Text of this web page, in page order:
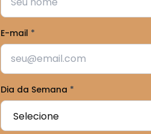
E-mail *
Dia da Semana *